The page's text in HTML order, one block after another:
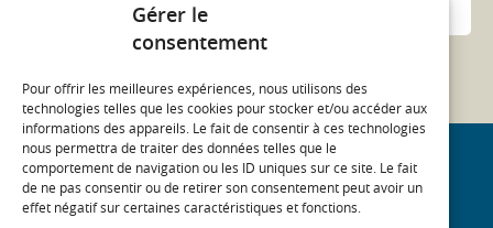
Gérer le
consentement
Pour offrir les meilleures expériences, nous utilisons des
technologies telles que les cookies pour stocker et/ou accéder aux
informations des appareils. Le fait de consentir à ces technologies
nous permettra de traiter des données telles que le
comportement de navigation ou les ID uniques sur ce site. Le fait
de ne pas consentir ou de retirer son consentement peut avoir un
effet négatif sur certaines caractéristiques et fonctions.
REJOIGNEZ NOTRE COMMUNAUTÉ
On
On
On
On